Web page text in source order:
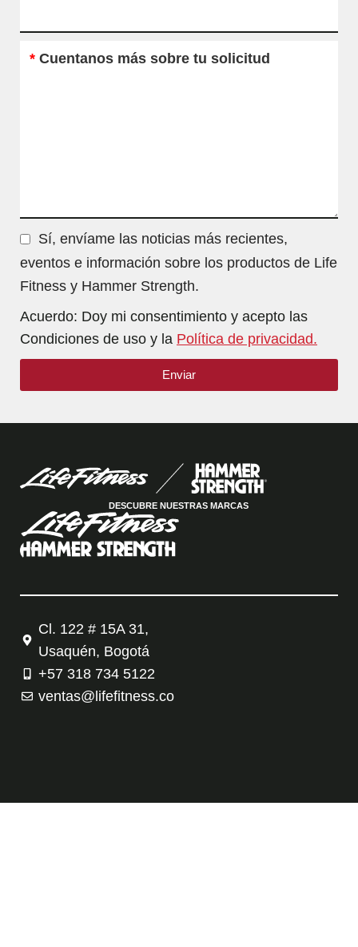
* Cuentanos más sobre tu solicitud
Sí, envíame las noticias más recientes,
eventos e información sobre los productos de Life
Fitness y Hammer Strength.
Acuerdo: Doy mi consentimiento y acepto las
Condiciones de uso y la Política de privacidad.
Enviar
DESCUBRE NUESTRAS MARCAS
Cl. 122 # 15A 31,
Usaquén, Bogotá
+57 318 734 5122
ventas@lifefitness.co